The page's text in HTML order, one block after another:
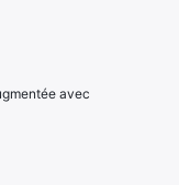
avec